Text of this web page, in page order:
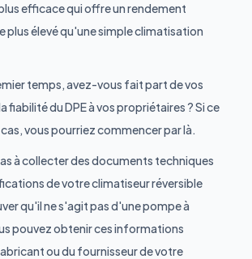
efficace qui offre un rendement
plus élevé qu'une simple climatisation
temps, avez-vous fait part de vos
fiabilité du DPE à vos propriétaires ? Si ce
vous pourriez commencer par là.
à collecter des documents techniques
de votre climatiseur réversible
qu'il ne s'agit pas d'une pompe à
pouvez obtenir ces informations
ou du fournisseur de votre